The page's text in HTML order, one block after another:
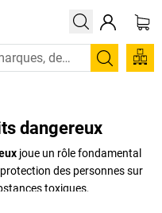
dangereux
joue un rôle fondamental
des personnes sur
toxiques,
produit dangereux doit